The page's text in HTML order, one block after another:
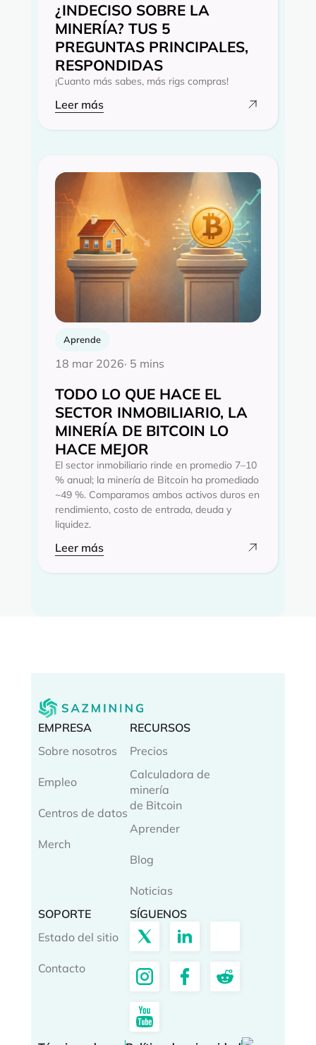
¿INDECISO SOBRE LA
MINERÍA? TUS 5
PREGUNTAS PRINCIPALES,
RESPONDIDAS
¡Cuanto más sabes, más rigs compras!
Leer más
Aprende
18 mar 2026· 5 mins
TODO LO QUE HACE EL
SECTOR INMOBILIARIO, LA
MINERÍA DE BITCOIN LO
HACE MEJOR
El sector inmobiliario rinde en promedio 7–10
% anual; la minería de Bitcoin ha promediado
~49 %. Comparamos ambos activos duros en
rendimiento, costo de entrada, deuda y
liquidez.
Leer más
EMPRESA
Sobre nosotros
Empleo
Centros de datos
Merch
RECURSOS
Precios
Calculadora de
minería
de Bitcoin
Aprender
Blog
Noticias
SOPORTE
Estado del sitio
Contacto
SÍGUENOS